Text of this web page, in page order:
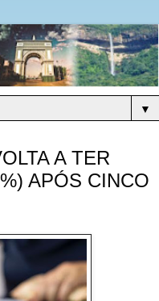
▼
A TER
APÓS CINCO